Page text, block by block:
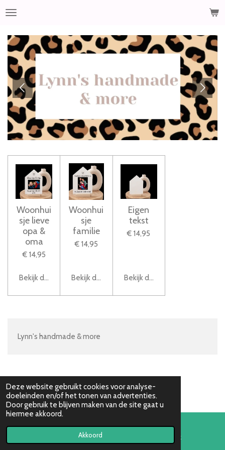
Deze website gebruikt cookies voor analyse-
doeleinden en/of het tonen van advertenties.
Door gebruik te blijven maken van de site gaat u
hiermee akkoord.
Akkoord
Ga
de
hoofdinhoud
Woonhui
sje lieve
opa &
oma
€ 14,95
Bekijk details
Woonhui
sje
familie
€ 14,95
Bekijk details
Eigen
tekst
€ 14,95
Bekijk details
Lynn's handmade & more
Facebook